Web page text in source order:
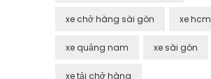
xe chở hàng sài gòn xe hcm
xe quảng nam xe sài gòn
xe tải chở hàng